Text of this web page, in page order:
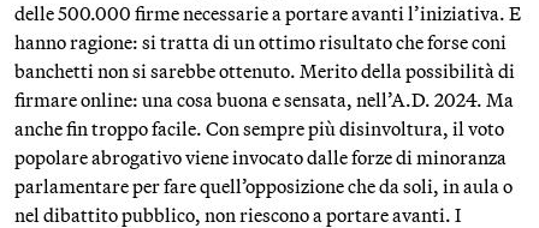
delle 500.000 firme necessarie a portare avanti l’iniziativa. E
hanno ragione: si tratta di un ottimo risultato che forse coni
banchetti non si sarebbe ottenuto. Merito della possibilità di
firmare online: una cosa buona e sensata, nell’A.D. 2024. Ma
anche fin troppo facile. Con sempre più disinvoltura, il voto
popolare abrogativo viene invocato dalle forze di minoranza
parlamentare per fare quell’opposizione che da soli, in aula o
nel dibattito pubblico, non riescono a portare avanti. I